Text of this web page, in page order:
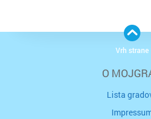
O
Lista
Vrh strane